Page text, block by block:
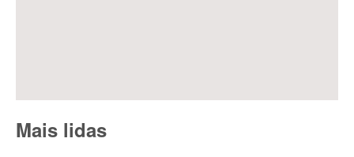
Mais lidas